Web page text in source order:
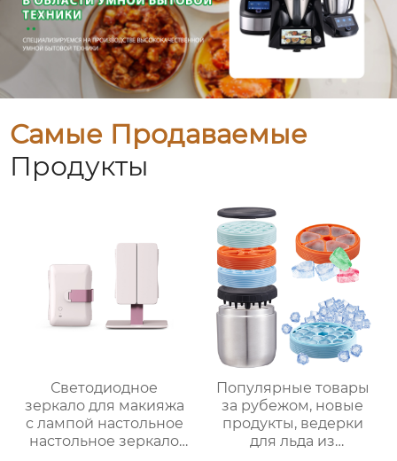
Самые Продаваемые
Продукты
Светодиодное
зеркало для макияжа
с лампой настольное
настольное зеркало
Популярные товары
за рубежом, новые
продукты, ведерки
для льда из